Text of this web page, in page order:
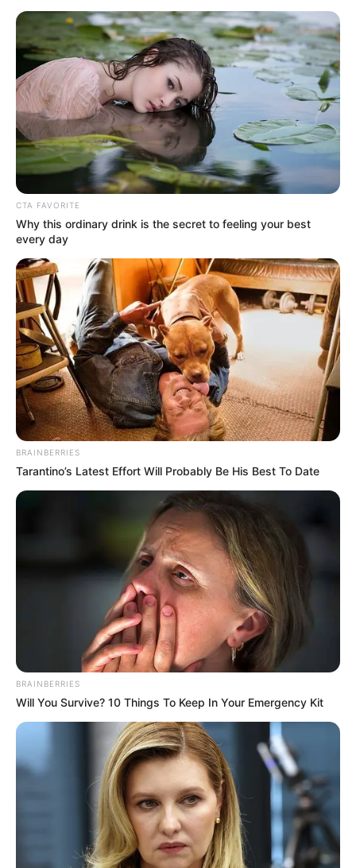
ΣΠΑΜΕ ΤΟ ΜΑΤΡΙΞ – ΤΟ ΒΙΒΛΙΟ
CTA FAVORITE
Why this ordinary drink is the secret to feeling your best
every day
BRAINBERRIES
Tarantino’s Latest Effort Will Probably Be His Best To Date
BRAINBERRIES
Will You Survive? 10 Things To Keep In Your Emergency Kit